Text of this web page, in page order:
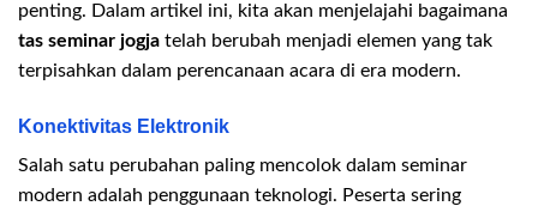
penting. Dalam artikel ini, kita akan menjelajahi bagaimana
tas seminar jogja telah berubah menjadi elemen yang tak
terpisahkan dalam perencanaan acara di era modern.
Konektivitas Elektronik
Salah satu perubahan paling mencolok dalam seminar
modern adalah penggunaan teknologi. Peserta sering